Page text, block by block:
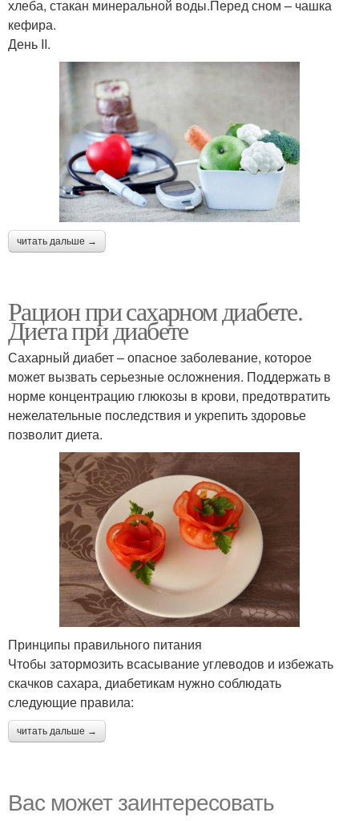
хлеба, стакан минеральной воды.Перед сном – чашка
кефира.
День II.
читать дальше →
Рацион при сахарном диабете.
Диета при диабете
Сахарный диабет – опасное заболевание, которое
может вызвать серьезные осложнения. Поддержать в
норме концентрацию глюкозы в крови, предотвратить
нежелательные последствия и укрепить здоровье
позволит диета.
Принципы правильного питания
Чтобы затормозить всасывание углеводов и избежать
скачков сахара, диабетикам нужно соблюдать
следующие правила:
читать дальше →
Вас может заинтересовать